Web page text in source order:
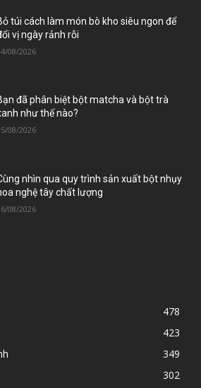
túi cách làm món bò kho siêu ngon để
vị ngày rảnh rỗi
08/2026
đã phân biệt bột matcha và bột trà
như thế nào?
08/2026
nhìn qua quy trình sản xuất bột nhụy
nghệ tây chất lượng
08/2026
478
423
349
302